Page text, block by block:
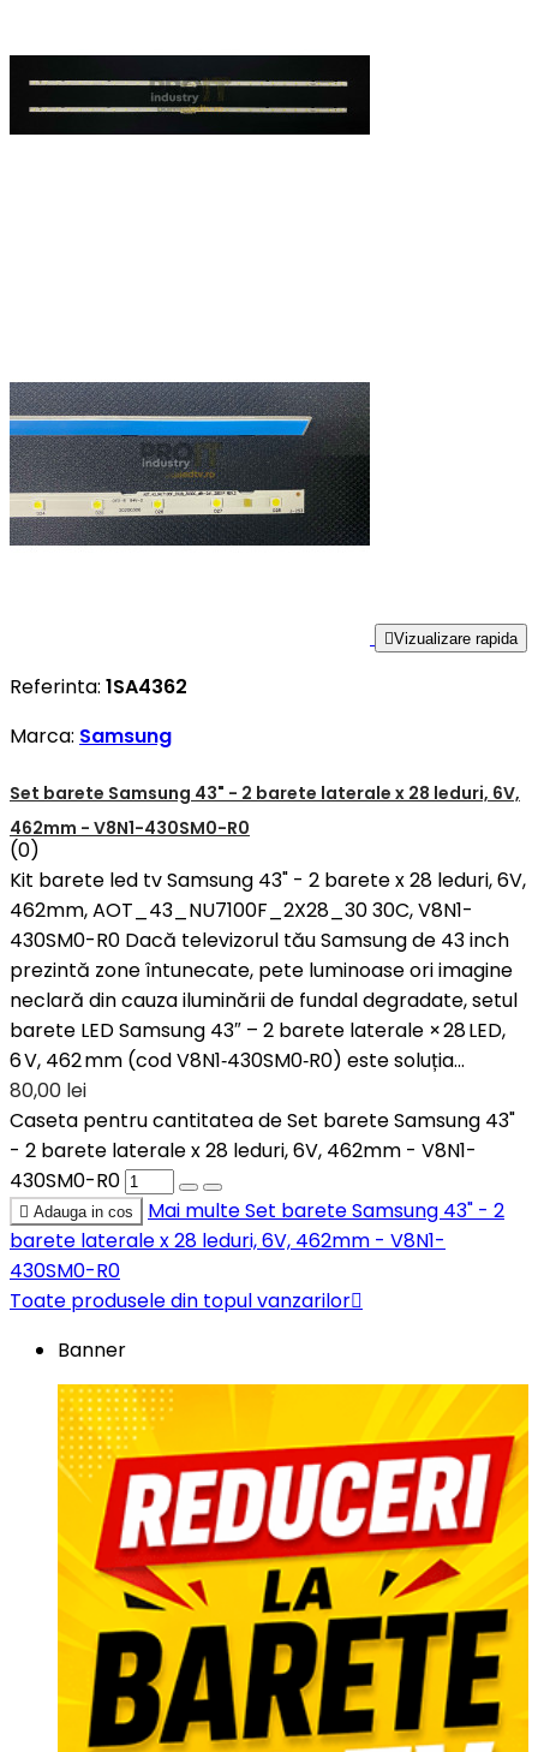
Vizualizare rapida
Referinta: 1SA4362
Marca: Samsung
Set barete Samsung 43" - 2 barete laterale x 28 leduri, 6V,
462mm - V8N1-430SM0-R0
(0)
Kit barete led tv Samsung 43" - 2 barete x 28 leduri, 6V,
462mm, AOT_43_NU7100F_2X28_30 30C, V8N1-
430SM0-R0 Dacă televizorul tău Samsung de 43 inch
prezintă zone întunecate, pete luminoase ori imagine
neclară din cauza iluminării de fundal degradate, setul
barete LED Samsung 43″ – 2 barete laterale × 28 LED,
6 V, 462 mm (cod V8N1‑430SM0‑R0) este soluția...
80,00 lei
Caseta pentru cantitatea de Set barete Samsung 43"
- 2 barete laterale x 28 leduri, 6V, 462mm - V8N1-
430SM0-R0
 Adauga in cos Mai multeSet barete Samsung 43" - 2
barete laterale x 28 leduri, 6V, 462mm - V8N1-
430SM0-R0
Toate produsele din topul vanzarilor
Banner